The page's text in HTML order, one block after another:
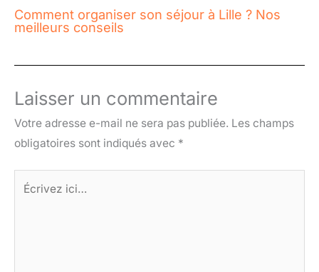
Comment organiser son séjour à Lille ? Nos
meilleurs conseils
Laisser un commentaire
Votre adresse e-mail ne sera pas publiée. Les champs
obligatoires sont indiqués avec *
Écrivez